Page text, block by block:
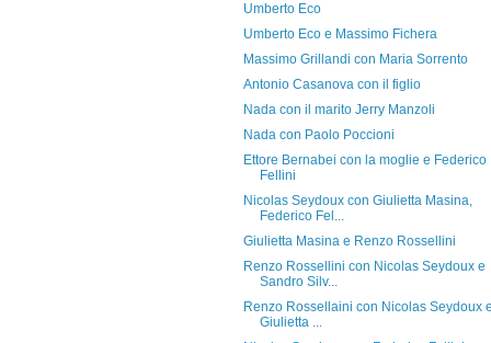
Umberto Eco
Umberto Eco e Massimo Fichera
Massimo Grillandi con Maria Sorrento
Antonio Casanova con il figlio
Nada con il marito Jerry Manzoli
Nada con Paolo Poccioni
Ettore Bernabei con la moglie e Federico
Fellini
Nicolas Seydoux con Giulietta Masina,
Federico Fel...
Giulietta Masina e Renzo Rossellini
Renzo Rossellini con Nicolas Seydoux e
Sandro Silv...
Renzo Rossellaini con Nicolas Seydoux e
Giulietta ...